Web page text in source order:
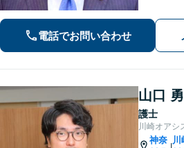
す。ぜひ
電話でお問い合わせ
山口
護士
川崎オアシ
神奈 川